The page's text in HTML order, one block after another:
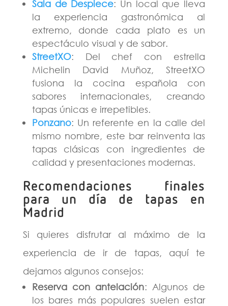
Sala de Despiece: Un local que lleva
la experiencia gastronómica al
extremo, donde cada plato es un
espectáculo visual y de sabor.
StreetXO: Del chef con estrella
Michelin David Muñoz, StreetXO
fusiona la cocina española con
sabores internacionales, creando
tapas únicas e irrepetibles.
Ponzano: Un referente en la calle del
mismo nombre, este bar reinventa las
tapas clásicas con ingredientes de
calidad y presentaciones modernas.
Recomendaciones finales
para un día de tapas en
Madrid
Si quieres disfrutar al máximo de la
experiencia de ir de tapas, aquí te
dejamos algunos consejos:
Reserva con antelación: Algunos de
los bares más populares suelen estar